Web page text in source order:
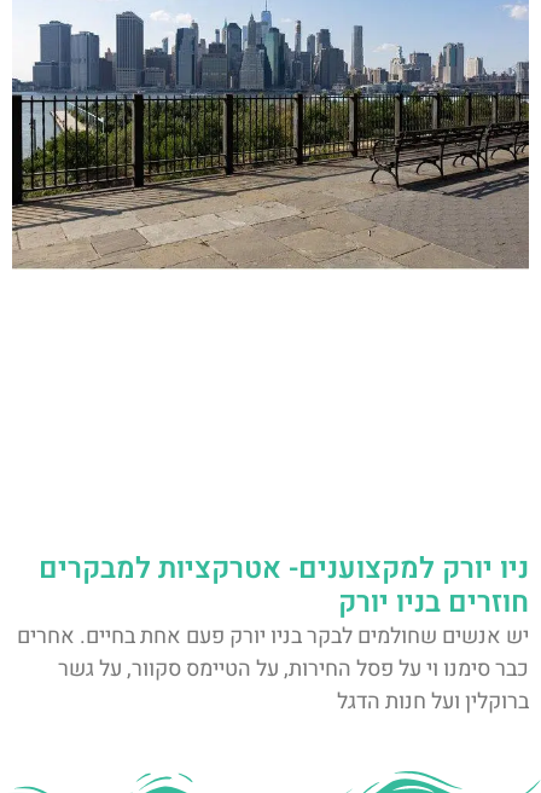
ניו יורק למקצוענים- אטרקציות למבקרים
חוזרים בניו יורק
יש אנשים שחולמים לבקר בניו יורק פעם אחת בחיים. אחרים
כבר סימנו וי על פסל החירות, על הטיימס סקוור, על גשר
ברוקלין ועל חנות הדגל